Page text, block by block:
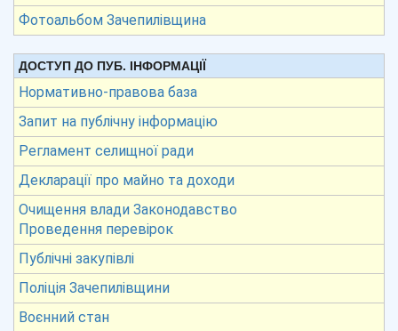
Фотоальбом Зачепилівщина
ДОСТУП ДО ПУБ. ІНФОРМАЦІЇ
Нормативно-правова база
Запит на публічну інформацію
Регламент селищної ради
Декларації про майно та доходи
Очищення влади Законодавство
Проведення перевірок
Публічні закупівлі
Поліція Зачепилівщини
Воєнний стан